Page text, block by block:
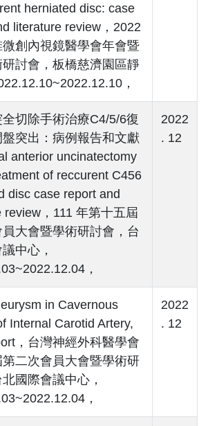
herniated disc: case
literature review，2022
創內視鏡醫學會年會暨
研討會，板橋慈濟園區靜
，
全切除手術治療C4/5/6復
突出：病例報告和文獻
anterior uncinatectomy
of reccurent C456
disc case report and
review，111 年第十五屆
大會暨學術研討會，台
中心，
，
2022
. 12
in Cavernous
Internal Carotid Artery,
，台灣神經外科醫學會
二次會員大會暨學術研
國際會議中心，
，
2022
. 12